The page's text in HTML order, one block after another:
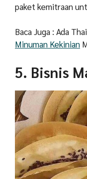
paket kemitraan
Baca Juga : Ada
Minuman Kekinian
5. Bisnis